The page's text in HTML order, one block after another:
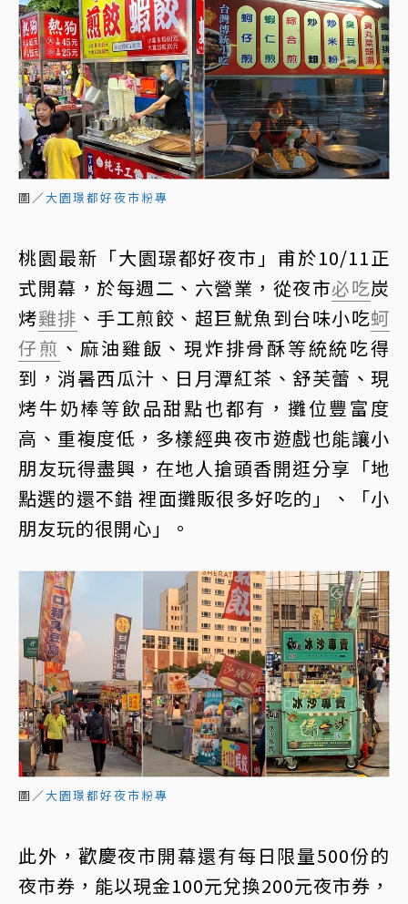
圖／大園璟都好夜市粉專
桃園最新「大園璟都好夜市」甫於10/11正
式開幕，於每週二、六營業，從夜市必吃炭
烤雞排 、手工煎餃、超巨魷魚到台味小吃蚵
仔煎 、麻油雞飯、現炸排骨酥等統統吃得
到，消暑西瓜汁、日月潭紅茶、舒芙蕾、現
烤牛奶棒等飲品甜點也都有，攤位豐富度
高、重複度低，多樣經典夜市遊戲也能讓小
朋友玩得盡興，在地人搶頭香開逛分享「地
點選的還不錯 裡面攤販很多好吃的」、「小
朋友玩的很開心」。
圖／大園璟都好夜市粉專
此外，歡慶夜市開幕還有每日限量500份的
夜市券，能以現金100元兌換200元夜市券，